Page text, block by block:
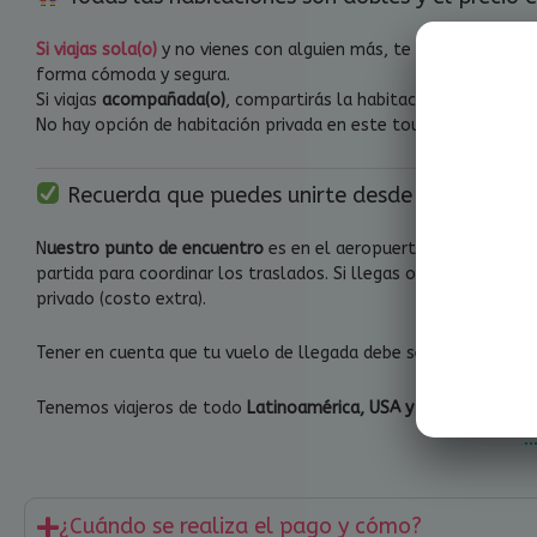
Si viajas sola(o) y no vienes con alguien más, te emparejamos
forma cómoda y segura.
Si viajas acompañada(o), compartirás la habitación
No hay opción de habitación privada en este tour.
Recuerda que puedes unirte desde cualquier
Nuestro punto de encuentro es en el aeropuerto de
partida para coordinar los traslados. Si llegas o te vas en un
privado (costo extra).
Tener en cuenta que tu vuelo de llegada debe ser el 12 de
Tenemos viajeros de todo Latinoamérica, USA y España
¿Cuándo se realiza el pago y cómo?